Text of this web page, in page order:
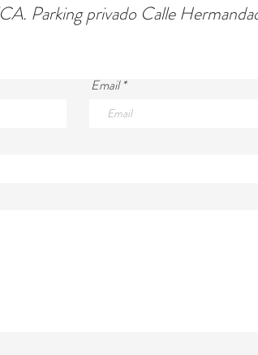
Parking privado Calle
Email